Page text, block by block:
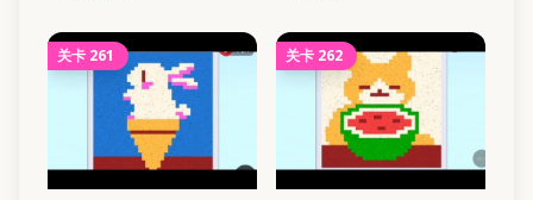
关卡 261 关卡 262